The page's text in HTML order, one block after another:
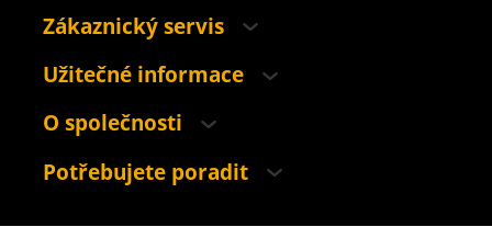
Zákaznický servis
Užitečné informace
O společnosti
Potřebujete poradit